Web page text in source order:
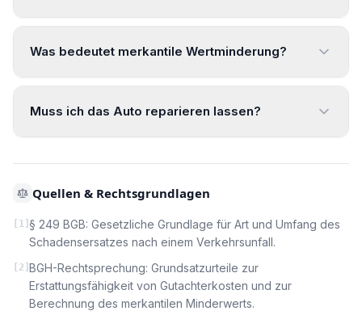
Was bedeutet merkantile Wertminderung?
Muss ich das Auto reparieren lassen?
Quellen & Rechtsgrundlagen
1 § 249 BGB: Gesetzliche Grundlage für Art und Umfang des
Schadensersatzes nach einem Verkehrsunfall.
2 BGH-Rechtsprechung: Grundsatzurteile zur
Erstattungsfähigkeit von Gutachterkosten und zur
Berechnung des merkantilen Minderwerts.